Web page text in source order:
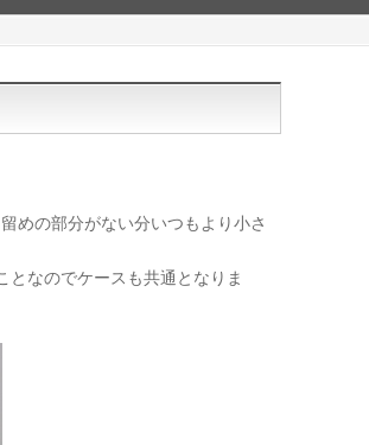
めの部分がない分いつもより小さ
なのでケースも共通となりま